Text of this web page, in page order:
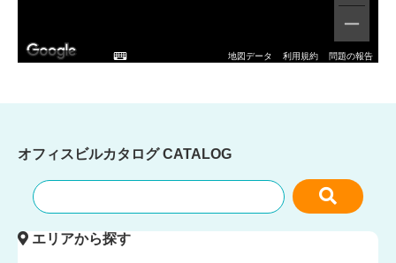
地図データ 利用規約 問題の報告
オフィスビルカタログCATALOG
エリアから探す